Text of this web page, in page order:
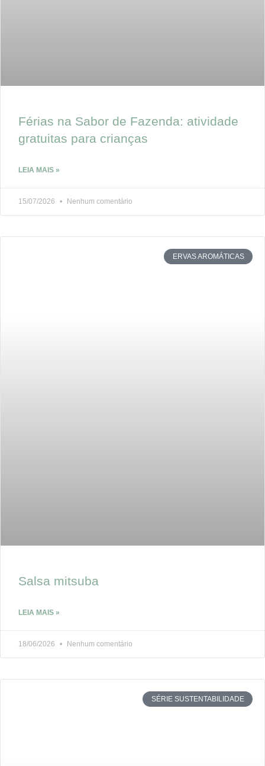
Férias na Sabor de Fazenda: atividade
gratuitas para crianças
LEIA MAIS »
15/07/2026 Nenhum comentário
ERVAS AROMÁTICAS
Salsa mitsuba
LEIA MAIS »
18/06/2026 Nenhum comentário
SÉRIE SUSTENTABILIDADE